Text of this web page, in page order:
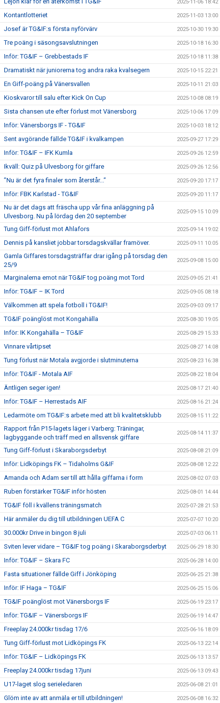
2025-11-06 18:42
Kontantlotteriet 2025-11-03 13:00
Josef är TG&IF:s första nyförvärv 2025-10-30 19:30
Tre poäng i säsongsavslutningen 2025-10-18 16:30
Inför: TG&IF – Grebbestads IF 2025-10-18 11:38
Dramatiskt när juniorerna tog andra raka kvalsegern 2025-10-15 22:21
En Giff-poäng på Vänersvallen 2025-10-11 21:03
Kioskvaror till salu efter Kick On Cup 2025-10-08 08:19
Sista chansen ute efter förlust mot Vänersborg 2025-10-06 17:09
Inför: Vänersborgs IF - TG&IF 2025-10-03 18:12
Sent avgörande fällde TG&IF i kvalkampen 2025-09-27 17:29
Inför: TG&IF – IFK Kumla 2025-09-26 12:59
Ikväll: Quiz på Ulvesborg för giffare 2025-09-26 12:56
”Nu är det fyra finaler som återstår...” 2025-09-20 17:17
Inför: FBK Karlstad - TG&IF 2025-09-20 11:17
Nu är det dags att fräscha upp vår fina anläggning på
Ulvesborg. Nu på lördag den 20 september
2025-09-15 10:09
Tung Giff-förlust mot Ahlafors 2025-09-14 19:02
Dennis på kansliet jobbar torsdagskvällar framöver. 2025-09-11 10:05
Gamla Giffares torsdagsträffar drar igång på torsdag den
25/9
2025-09-08 15:00
Marginalerna emot när TG&IF tog poäng mot Tord 2025-09-05 21:41
Inför: TG&IF – IK Tord 2025-09-05 08:18
Välkommen att spela fotboll i TG&IF! 2025-09-03 09:17
TG&IF poänglöst mot Kongahälla 2025-08-30 19:05
Inför: IK Kongahälla – TG&IF 2025-08-29 15:33
Vinnare vårtipset 2025-08-27 14:08
Tung förlust när Motala avgjorde i slutminuterna 2025-08-23 16:38
Inför: TG&IF - Motala AIF 2025-08-22 18:04
Äntligen seger igen! 2025-08-17 21:40
Inför: TG&IF – Herrestads AIF 2025-08-16 21:24
Ledarmöte om TG&IF:s arbete med att bli kvalitetsklubb 2025-08-15 11:22
Rapport från P15-lagets läger i Varberg: Träningar,
lagbyggande och träff med en allsvensk giffare
2025-08-14 11:37
Tung Giff-förlust i Skaraborgsderbyt 2025-08-08 21:09
Inför: Lidköpings FK – Tidaholms G&IF 2025-08-08 12:22
Amanda och Adam ser till att hålla giffarna i form 2025-08-02 07:03
Ruben förstärker TG&IF inför hösten 2025-08-01 14:44
TG&IF föll i kvällens träningsmatch 2025-07-28 21:53
Här anmäler du dig till utbildningen UEFA C 2025-07-07 10:20
30.000kr Drive in bingon 8 juli 2025-07-03 06:11
Sviten lever vidare – TG&IF tog poäng i Skaraborgsderbyt 2025-06-29 18:30
Inför: TG&IF – Skara FC 2025-06-28 14:00
Fasta situationer fällde Giff i Jönköping 2025-06-25 21:38
Inför: IF Haga – TG&IF 2025-06-25 15:06
TG&IF poänglöst mot Vänersborgs IF 2025-06-19 23:17
Inför: TG&IF – Vänersborgs IF 2025-06-19 14:47
Freeplay 24.000kr tisdag 17/6 2025-06-16 18:09
Tung Giff-förlust mot Lidköpings FK 2025-06-13 22:14
Inför: TG&IF – Lidköpings FK 2025-06-13 13:57
Freeplay 24.000kr tisdag 17juni 2025-06-13 09:43
U17-laget slog serieledaren 2025-06-08 21:01
Glöm inte av att anmäla er till utbildningen! 2025-06-08 16:32